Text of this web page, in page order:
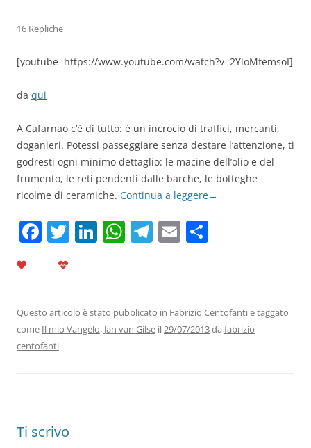
16 Repliche
[youtube=https://www.youtube.com/watch?v=2YloMfemsoI]
da qui
A Cafarnao c’è di tutto: è un incrocio di traffici, mercanti,
doganieri. Potessi passeggiare senza destare l’attenzione, ti
godresti ogni minimo dettaglio: le macine dell’olio e del
frumento, le reti pendenti dalle barche, le botteghe
ricolme di ceramiche. Continua a leggere→
F
b
o
T Li
dI
n
W
A
p
T
a
m
E
vi
di
Questo articolo è stato pubblicato in Fabrizio Centofantie taggato
come Il mio Vangelo, Jan van Gilse il29/07/2013da fabrizio
centofanti
Ti scrivo